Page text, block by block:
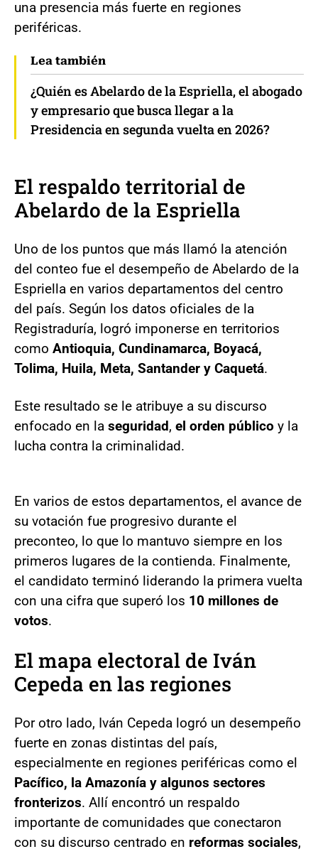
una presencia más fuerte en regiones
periféricas.
Lea también
¿Quién es Abelardo de la Espriella, el abogado
y empresario que busca llegar a la
Presidencia en segunda vuelta en 2026?
El respaldo territorial de
Abelardo de la Espriella
Uno de los puntos que más llamó la atención
del conteo fue el desempeño de Abelardo de la
Espriella en varios departamentos del centro
del país. Según los datos oficiales de la
Registraduría, logró imponerse en territorios
como Antioquia, Cundinamarca, Boyacá,
Tolima, Huila, Meta, Santander y Caquetá.
Este resultado se le atribuye a su discurso
enfocado en la seguridad, el orden público y la
lucha contra la criminalidad.
En varios de estos departamentos, el avance de
su votación fue progresivo durante el
preconteo, lo que lo mantuvo siempre en los
primeros lugares de la contienda. Finalmente,
el candidato terminó liderando la primera vuelta
con una cifra que superó los 10 millones de
votos.
El mapa electoral de Iván
Cepeda en las regiones
Por otro lado, Iván Cepeda logró un desempeño
fuerte en zonas distintas del país,
especialmente en regiones periféricas como el
Pacífico, la Amazonía y algunos sectores
fronterizos. Allí encontró un respaldo
importante de comunidades que conectaron
con su discurso centrado en reformas sociales,